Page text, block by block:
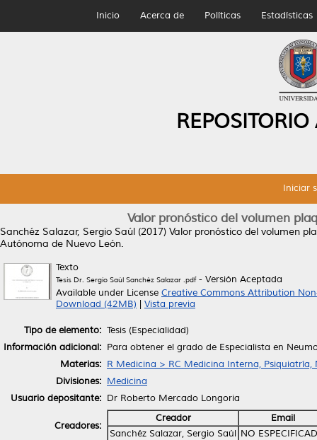
Inicio Acerca de Políticas Estadísticas
Iniciar
Valor pronóstico del volumen
Sanchéz Salazar, Sergio Saúl (2017) Valor pronóstico del volumen
Autónoma de Nuevo León.
Texto
Tesis Dr. Sergio Saúl Sanchéz Salazar .pdf- Versión Aceptada
Available under License Creative Commons Attribution
Download (42MB)
Vista previa
Tipo de elemento: Tesis (Especialidad)
Información adicional: Para obtener el grado de Especialista en
Materias: R Medicina > RC Medicina Interna, Psiquiatría,
Divisiones: Medicina
Usuario depositante: Dr Roberto Mercado Longoria
Creadores:
Creador
Email
Sanchéz Salazar, Sergio Saúl NO